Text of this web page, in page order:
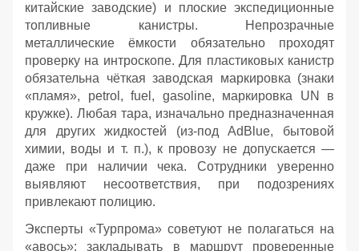
китайские заводские) и плоские экспедиционные
топливные канистры. Непрозрачные
металлические ёмкости обязательно проходят
проверку на интроскопе. Для пластиковых канистр
обязательна чёткая заводская маркировка (знаки
«пламя», petrol, fuel, gasoline, маркировка UN в
кружке). Любая тара, изначально предназначенная
для других жидкостей (из‑под AdBlue, бытовой
химии, воды и т. п.), к провозу не допускается —
даже при наличии чека. Сотрудники уверенно
выявляют несоответствия, при подозрениях
привлекают полицию.
Эксперты «Турпрома» советуют не полагаться на
«авось»: закладывать в маршрут проверенные